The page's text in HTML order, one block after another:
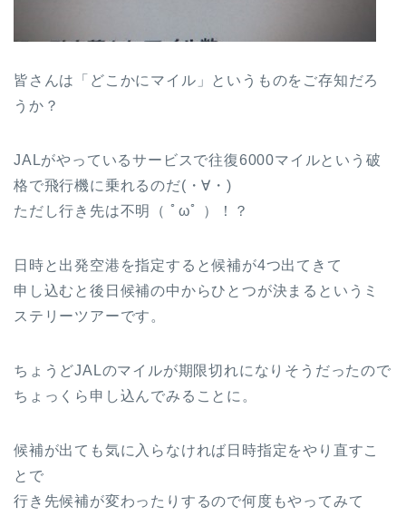
皆さんは「どこかにマイル」というものをご存知だろ
うか？
JALがやっているサービスで往復6000マイルという破
格で飛行機に乗れるのだ(・∀・)
ただし行き先は不明（ ﾟωﾟ ）！？
日時と出発空港を指定すると候補が4つ出てきて
申し込むと後日候補の中からひとつが決まるというミ
ステリーツアーです。
ちょうどJALのマイルが期限切れになりそうだったので
ちょっくら申し込んでみることに。
候補が出ても気に入らなければ日時指定をやり直すこ
とで
行き先候補が変わったりするので何度もやってみて